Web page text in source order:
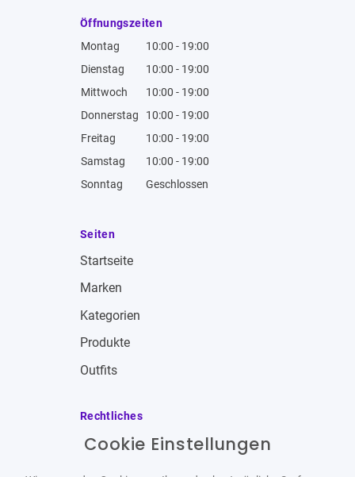
Öffnungszeiten
Montag
10:00 - 19:00
Dienstag
10:00 - 19:00
Mittwoch
10:00 - 19:00
Donnerstag
10:00 - 19:00
Freitag
10:00 - 19:00
Samstag
10:00 - 19:00
Sonntag
Geschlossen
Seiten
Startseite
Marken
Kategorien
Produkte
Outfits
Rechtliches
Impressum
Cookie Einstellungen